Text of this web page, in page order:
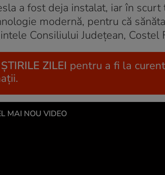
a fost deja instalat, iar în
modernă, pentru că
Consiliului Judeţean, Costel
ȘTIRILE ZILEI pentru a fi la
MAI NOU VIDEO